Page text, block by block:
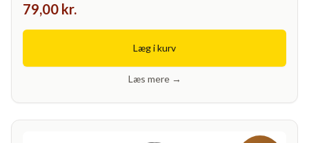
79,00 kr.
Læg i kurv
Læs mere →